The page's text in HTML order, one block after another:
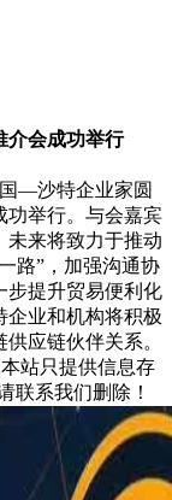
介会成功举行
—沙特企业家圆
功举行。与会嘉宾
未来将致力于推动
路”，加强沟通协
步提升贸易便利化
企业和机构将积极
应链伙伴关系。
站只提供信息存
联系我们删除！